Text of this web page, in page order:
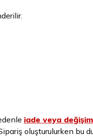
iade veya
oluşturulurken bu